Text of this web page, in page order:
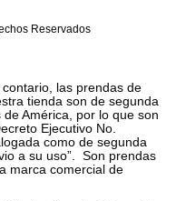
Reservados
las prendas de
tienda son de segunda
América, por lo que son
Ejecutivo No.
como de segunda
a su uso”. Son prendas
marca comercial de